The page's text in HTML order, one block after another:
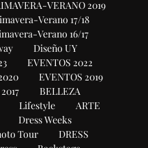
VERANO 2019
Verano 17/18
Verano 16/17
Diseño UY
EVENTOS 2022
EVENTOS 2019
BELLEZA
Lifestyle
ARTE
Dress Weeks
Tour
DRESS